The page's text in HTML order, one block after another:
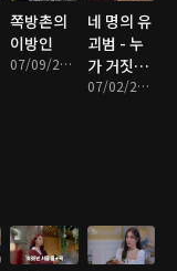
쪽방촌의
이방인
07/09/2026 • 1시간 22분
네 명의 유
괴범 - 누
가 거짓을
말하는가07/02/2026 • 1시간 18분